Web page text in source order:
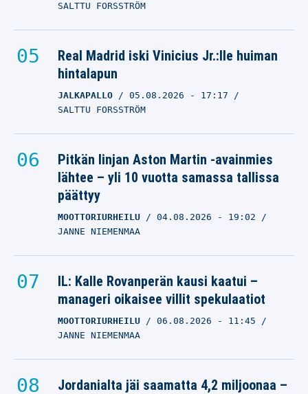
SALTTU FORSSTRÖM
Real Madrid iski Vinicius Jr.:lle huiman
hintalapun
JALKAPALLO 05.08.2026 - 17:17
SALTTU FORSSTRÖM
Pitkän linjan Aston Martin -avainmies
lähtee – yli 10 vuotta samassa tallissa
päättyy
MOOTTORIURHEILU 04.08.2026 - 19:02
JANNE NIEMENMAA
IL: Kalle Rovanperän kausi kaatui –
manageri oikaisee villit spekulaatiot
MOOTTORIURHEILU 06.08.2026 - 11:45
JANNE NIEMENMAA
Jordanialta jäi saamatta 4,2 miljoonaa –